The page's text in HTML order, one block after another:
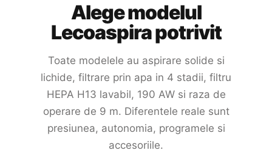
Alege modelul
Lecoaspira potrivit
Toate modelele au aspirare solide si
lichide, filtrare prin apa in 4 stadii, filtru
HEPA H13 lavabil, 190 AW si raza de
operare de 9 m. Diferentele reale sunt
presiunea, autonomia, programele si
accesoriile.